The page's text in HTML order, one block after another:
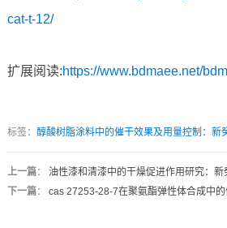
cat-t-12/
扩展阅读:https://www.bdmaee.net/
标签： 醇酸树脂涂料中的催干效果及用量控制：新
上一篇： 油性漆和清漆中的干燥促进作用研究：
下一篇： cas 27253-28-7在聚氨酯弹性体合成中